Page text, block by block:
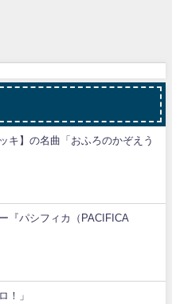
キ】の名曲「おふろのかぞえう
『パシフィカ（PACIFICA
！」